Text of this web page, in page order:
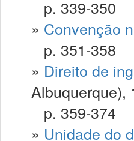
p. 339-350
» Convenção
p. 351-358
» Direito de
Albuquerque),
p. 359-374
» Unidade do